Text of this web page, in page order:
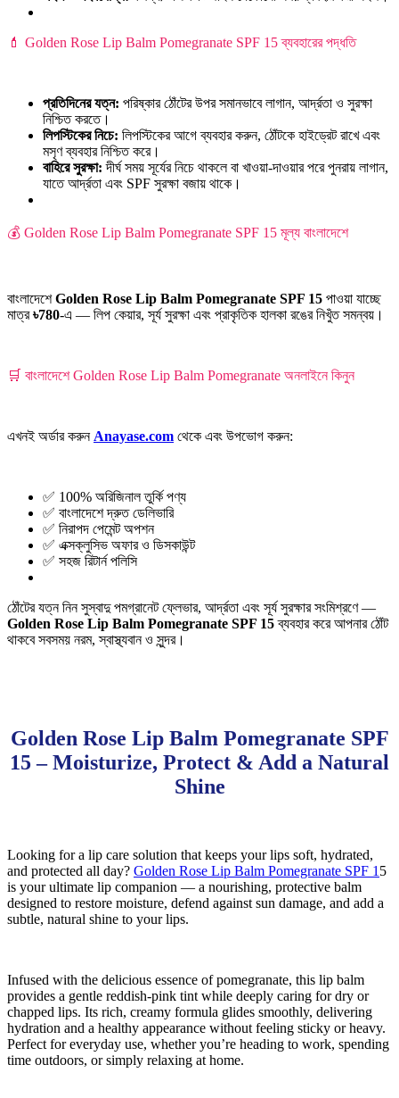
💄 Golden Rose Lip Balm Pomegranate SPF 15 ব্যবহারের পদ্ধতি
প্রতিদিনের যত্ন: পরিষ্কার ঠোঁটের উপর সমানভাবে লাগান, আর্দ্রতা ও সুরক্ষা
নিশ্চিত করতে।
লিপস্টিকের নিচে: লিপস্টিকের আগে ব্যবহার করুন, ঠোঁটকে হাইড্রেট রাখে এবং
মসৃণ ব্যবহার নিশ্চিত করে।
বাহিরে সুরক্ষা: দীর্ঘ সময় সূর্যের নিচে থাকলে বা খাওয়া-দাওয়ার পরে পুনরায় লাগান,
যাতে আর্দ্রতা এবং SPF সুরক্ষা বজায় থাকে।
💰 Golden Rose Lip Balm Pomegranate SPF 15 মূল্য বাংলাদেশে
বাংলাদেশেGolden Rose Lip Balm Pomegranate SPF 15 পাওয়া যাচ্ছে
মাত্র৳780-এ — লিপ কেয়ার, সূর্য সুরক্ষা এবং প্রাকৃতিক হালকা রঙের নিখুঁত সমন্বয়।
🛒 বাংলাদেশে Golden Rose Lip Balm Pomegranate অনলাইনে কিনুন
এখনই অর্ডার করুন Anayase.com থেকে এবং উপভোগ করুন:
✅ 100% অরিজিনাল তুর্কি পণ্য
✅ বাংলাদেশে দ্রুত ডেলিভারি
✅ নিরাপদ পেমেন্ট অপশন
✅ এক্সক্লুসিভ অফার ও ডিসকাউন্ট
✅ সহজ রিটার্ন পলিসি
ঠোঁটের যত্ন নিন সুস্বাদু পমগ্রানেট ফ্লেভার, আর্দ্রতা এবং সূর্য সুরক্ষার সংমিশ্রণে —
Golden Rose Lip Balm Pomegranate SPF 15ব্যবহার করে আপনার ঠোঁট
থাকবে সবসময় নরম, স্বাস্থ্যবান ও সুন্দর।
Golden Rose Lip Balm Pomegranate SPF
15 – Moisturize, Protect & Add a Natural
Shine
Looking for a lip care solution that keeps your lips soft, hydrated,
and protected all day? Golden Rose Lip Balm Pomegranate SPF 1 5
is your ultimate lip companion — a nourishing, protective balm
designed to restore moisture, defend against sun damage, and add a
subtle, natural shine to your lips.
Infused with the delicious essence of pomegranate, this lip balm
provides a gentle reddish-pink tint while deeply caring for dry or
chapped lips. Its rich, creamy formula glides smoothly, delivering
hydration and a healthy appearance without feeling sticky or heavy.
Perfect for everyday use, whether you’re heading to work, spending
time outdoors, or simply relaxing at home.